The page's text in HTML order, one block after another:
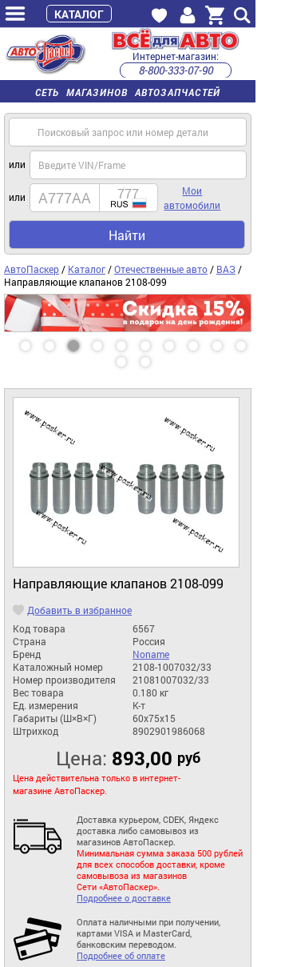
СЕТЬ МАГАЗИНОВ АВТОЗАПЧАСТЕЙ
Интернет-магазин:
8-800-333-07-90
часы работы с 9:00 до 22:00 (пн-пт)
или
или
Мои
автомобили
Найти
АвтоПаскер / Каталог /Отечественные авто / ВАЗ /
Направляющие клапанов 2108-099
Направляющие клапанов 2108-099
Добавить в избранное
Код товара
6567
Страна
Россия
Бренд
Noname
Каталожный номер
2108-1007032/33
Номер производителя
21081007032/33
Вес товара
0.180 кг
Ед. измерения
К-т
Габариты (Ш×В×Г)
60x75x15
Штрихкод
8902901986068
Цена: 893,00 руб
Цена действительна только в интернет-
магазине АвтоПаскер.
Доставка курьером, CDEK, Яндекс
доставка либо самовывоз из
магазинов АвтоПаскер.
Минимальная сумма заказа 500 рублей
для всех способов доставки, кроме
самовывоза из магазинов
Сети «АвтоПаскер».
Подробнее о доставке
Оплата наличными при получении,
картами VISA и MasterCard,
банковским переводом.
Подробнее об оплате
КАТАЛОГ